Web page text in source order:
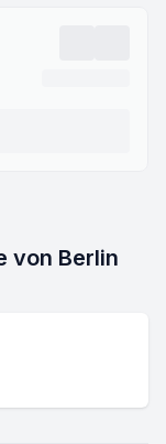
von Berlin